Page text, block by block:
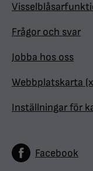
Frågor och svar
Jobba hos oss
Webbplatskarta
Inställningar för
Facebook